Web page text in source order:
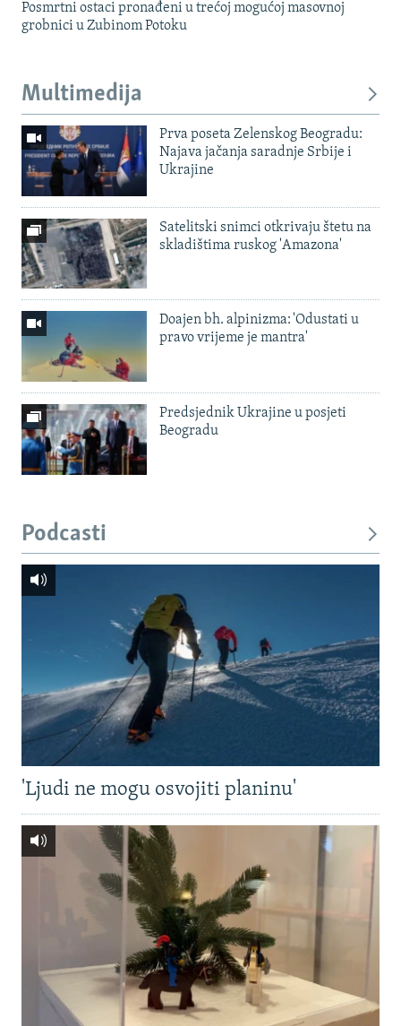
Posmrtni ostaci pronađeni u trećoj mogućoj masovnoj
grobnici u Zubinom Potoku
Multimedija
Prva poseta Zelenskog Beogradu:
Najava jačanja saradnje Srbije i
Ukrajine
Satelitski snimci otkrivaju štetu na
skladištima ruskog 'Amazona'
Doajen bh. alpinizma: 'Odustati u
pravo vrijeme je mantra'
Predsjednik Ukrajine u posjeti
Beogradu
Podcasti
'Ljudi ne mogu osvojiti planinu'